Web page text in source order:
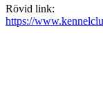
Rövid link:
https://